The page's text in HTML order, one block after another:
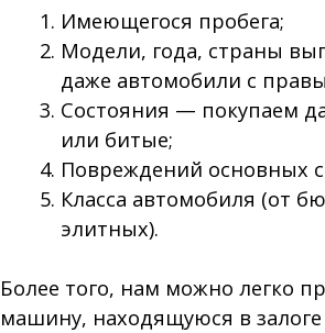
Имеющегося пробега;
Модели, года, страны
даже автомобили с
Состояния — покупаем
или битые;
Повреждений основных
Класса автомобиля (от
элитных).
Более того, нам можно легко
машину, находящуюся в